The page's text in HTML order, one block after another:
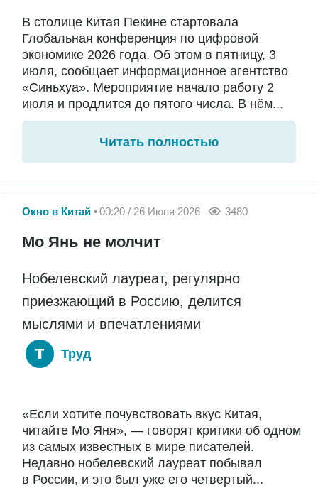
В столице Китая Пекине стартовала
Глобальная конференция по цифровой
экономике 2026 года. Об этом в пятницу, 3
июля, сообщает информационное агентство
«Синьхуа». Мероприятие начало работу 2
июля и продлится до пятого числа. В нём...
Читать полностью
Окно в Китай 00:20 / 26 Июня 2026 3480
Мо Янь не молчит
Нобелевский лауреат, регулярно
приезжающий в Россию, делится
мыслями и впечатлениями
Труд
«Если хотите почувствовать вкус Китая,
читайте Мо Яня», — говорят критики об одном
из самых известных в мире писателей.
Недавно нобелевский лауреат побывал
в России, и это был уже его четвертый...